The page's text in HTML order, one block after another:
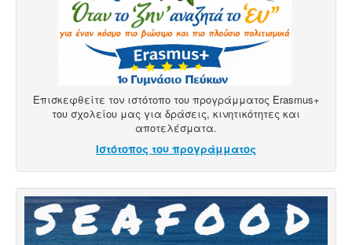
Επισκεφθείτε τον ιστότοπο του προγράμματος Erasmus+
του σχολείου μας για δράσεις, κινητικότητες και
αποτελέσματα.
Ιστότοπος του προγράμματος